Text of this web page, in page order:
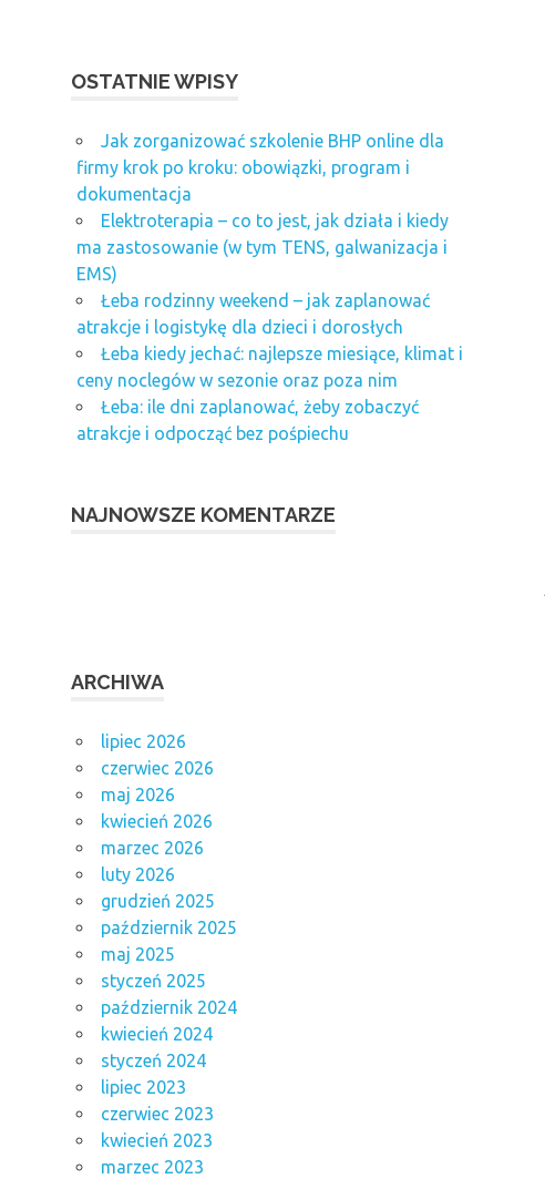
OSTATNIE WPISY
Jak zorganizować szkolenie BHP online dla
firmy krok po kroku: obowiązki, program i
dokumentacja
Elektroterapia – co to jest, jak działa i kiedy
ma zastosowanie (w tym TENS, galwanizacja i
EMS)
Łeba rodzinny weekend – jak zaplanować
atrakcje i logistykę dla dzieci i dorosłych
Łeba kiedy jechać: najlepsze miesiące, klimat i
ceny noclegów w sezonie oraz poza nim
Łeba: ile dni zaplanować, żeby zobaczyć
atrakcje i odpocząć bez pośpiechu
NAJNOWSZE KOMENTARZE
ARCHIWA
lipiec 2026
czerwiec 2026
maj 2026
kwiecień 2026
marzec 2026
luty 2026
grudzień 2025
październik 2025
maj 2025
styczeń 2025
październik 2024
kwiecień 2024
styczeń 2024
lipiec 2023
czerwiec 2023
kwiecień 2023
marzec 2023